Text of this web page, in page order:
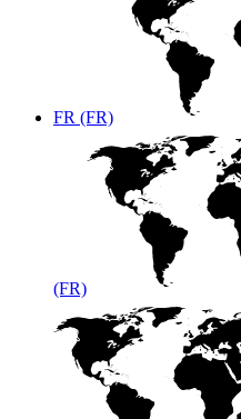
FR (FR)
(FR)